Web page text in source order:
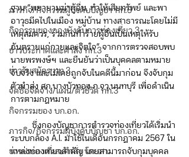
ภารกิจ/กิจกรรมผู้บังคับบัญชา ทท.3
กิจกรรมของกองบังคับการท่องเที่ยว 3
ข่าวประกาศและคำสั่ง ทท.3
ข่าวรับสมัคร ทท.3
จัดซื้อจัดจ้าง/แผน/ตัวชี้วัด ทท.3
กิจกรรมของ บก.อก.
ภารกิจ/กิจกรรมผู้บังคับบัญชา บก.อก.
ข่าวประกาศและคำสั่ง บก.อก.
ฐาน “พยายามฆ่าผู้อื่น, ทำให้เสียทรัพย์ และพา
อาวุธมีดไปในเมือง หมู่บ้าน ทางสาธารณะโดยไม่มี
เหตุสมควร, ร่วมกันทำร้ายผู้อื่นเป็นเหตุให้รับ
อันตรายแก่กายและจิตใจ” จากการตรวจสอบพบ
นายพรพงษ์ฯ และยืนยันว่าเป็นบุคคลตามหมาย
จับจริง และไม่เคยถูกจับในคดีนี้มาก่อน จึงจับกุม
ตัวนำส่ง สภ.บางบัวทอง ภ.จว.นนทบุรี เพื่อดำเนิน
การตามกฎหมาย
         ซึ่งกองบัญชาการตำรวจท่องเที่ยวได้เริ่มนำ
ระบบกล้อง A.I. มาใช้ในเดือนกรกฎาคม 2567 ใน
แหล่งท่องเที่ยวสำคัญ โดยสามารถจับกุมบุคคล